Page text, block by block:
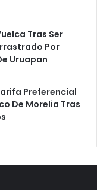
Tras Ser
Por
Uruapan
Preferencial
De Morelia Tras